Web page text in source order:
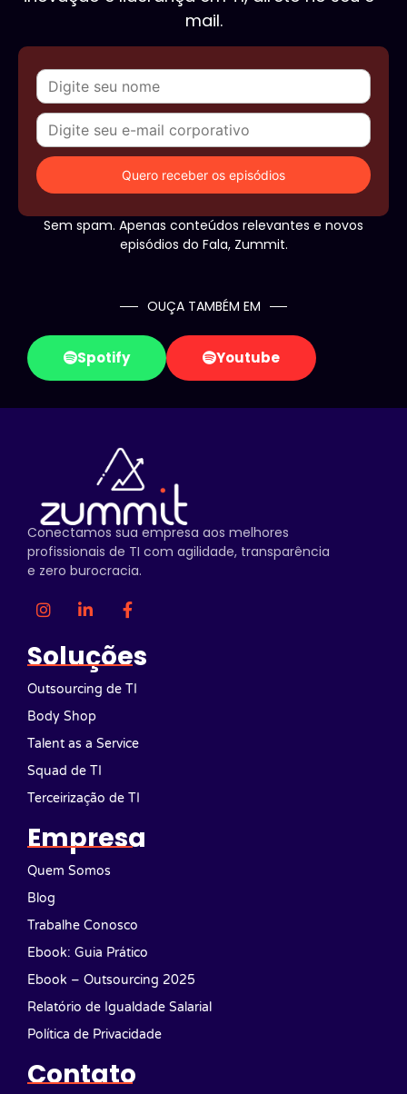
mail.
Sem spam. Apenas conteúdos relevantes e novos
episódios do Fala, Zummit.
OUÇA TAMBÉM EM
Spotify Youtube
Conectamos sua empresa aos melhores
profissionais de TI com agilidade, transparência
e zero burocracia.
Soluções
Outsourcing de TI
Body Shop
Talent as a Service
Squad de TI
Terceirização de TI
Empresa
Quem Somos
Blog
Trabalhe Conosco
Ebook: Guia Prático
Ebook – Outsourcing 2025
Relatório de Igualdade Salarial
Política de Privacidade
Contato